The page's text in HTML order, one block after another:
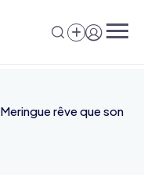
Meringue rêve que son